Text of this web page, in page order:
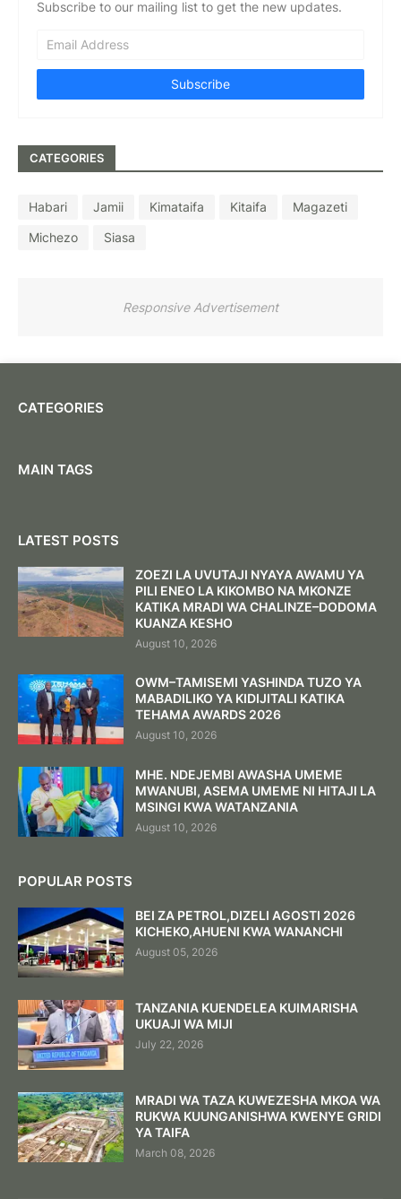
Subscribe to our mailing list to get the new updates.
CATEGORIES
Habari Jamii Kimataifa Kitaifa
Magazeti
Michezo
Siasa
Responsive Advertisement
CATEGORIES
MAIN TAGS
LATEST POSTS
ZOEZI LA UVUTAJI NYAYA AWAMU YA
PILI ENEO LA KIKOMBO NA MKONZE
KATIKA MRADI WA CHALINZE–DODOMA
KUANZA KESHO
August 10, 2026
OWM–TAMISEMI YASHINDA TUZO YA
MABADILIKO YA KIDIJITALI KATIKA
TEHAMA AWARDS 2026
August 10, 2026
MHE. NDEJEMBI AWASHA UMEME
MWANUBI, ASEMA UMEME NI HITAJI LA
MSINGI KWA WATANZANIA
August 10, 2026
POPULAR POSTS
BEI ZA PETROL,DIZELI AGOSTI 2026
KICHEKO,AHUENI KWA WANANCHI
August 05, 2026
TANZANIA KUENDELEA KUIMARISHA
UKUAJI WA MIJI
July 22, 2026
MRADI WA TAZA KUWEZESHA MKOA WA
RUKWA KUUNGANISHWA KWENYE GRIDI
YA TAIFA
March 08, 2026